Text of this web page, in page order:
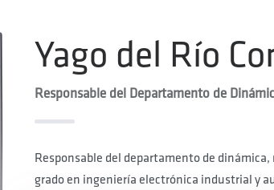
Yago del Río
Responsable del Departamento de
Responsable del departamento de
grado en ingeniería electrónica industrial y